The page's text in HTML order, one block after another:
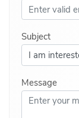
Subject
Message